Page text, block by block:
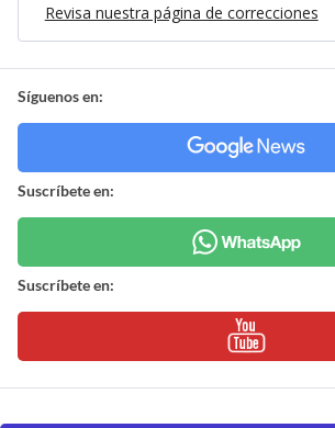
Revisa nuestra página de correcciones
Síguenos en:
Suscríbete en:
Suscríbete en: